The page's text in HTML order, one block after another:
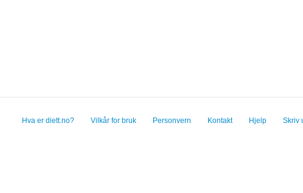
Hva er diett.no? Vilkår for bruk Personvern Kontakt Hjelp Skriv